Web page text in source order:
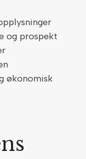
og prospekt
økonomisk